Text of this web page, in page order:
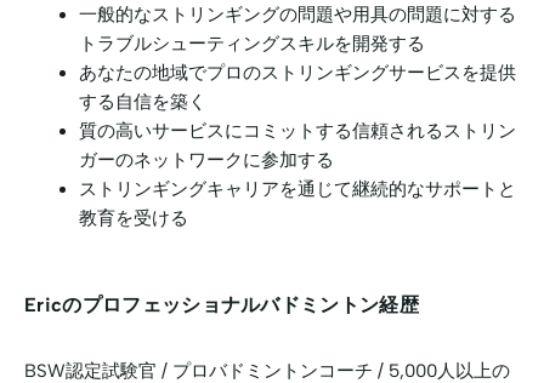
一般的なストリンギングの問題や用具の問題に対する
トラブルシューティングスキルを開発する
あなたの地域でプロのストリンギングサービスを提供
する自信を築く
質の高いサービスにコミットする信頼されるストリン
ガーのネットワークに参加する
ストリンギングキャリアを通じて継続的なサポートと
教育を受ける
Ericのプロフェッショナルバドミントン経歴
BSW認定試験官 / プロバドミントンコーチ / 5,000人以上の